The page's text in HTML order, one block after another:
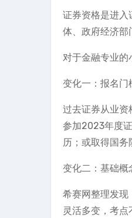
证券资格是进入
体、政府经济部
对于金融专业的
变化一：报名门
过去证券从业资
参加2023年度
历；或取得国务
变化二：基础概
希赛网整理发
灵活多变，考点